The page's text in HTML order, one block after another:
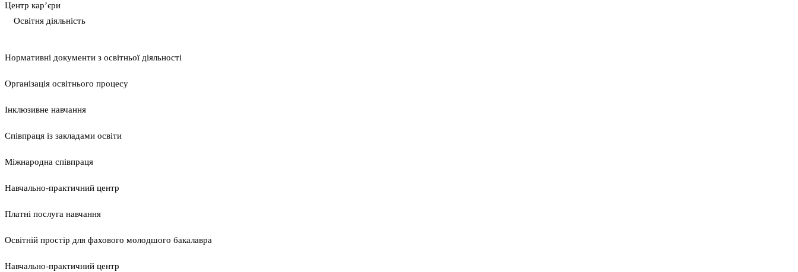
Центр кар’єри
Освітня діяльність
Нормативні документи з освітньої діяльності
Організація освітнього процесу
Інклюзивне навчання
Співпраця із закладами освіти
Міжнародна співпраця
Навчально-практичний центр
Платні послуга навчання
Освітній простір для фахового молодшого бакалавра
Навчально-практичний центр